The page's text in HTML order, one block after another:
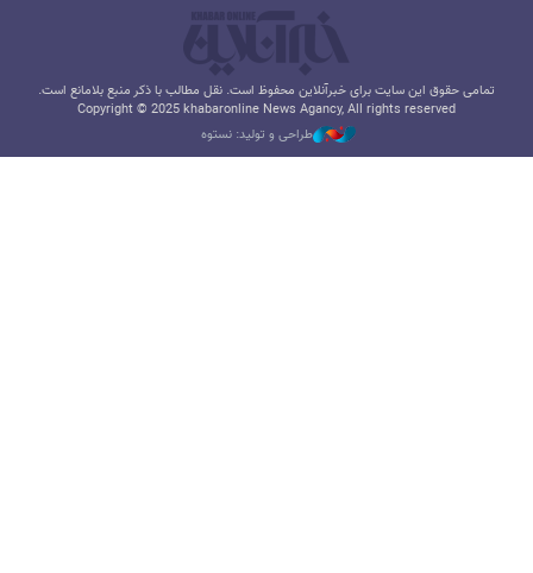
تمامی حقوق این سایت برای خبرآنلاین محفوظ است. نقل مطالب با ذکر منبع بلامانع است.
Copyright © 2025 khabaronline News Agancy, All rights reserved
طراحی و تولید: نستوه